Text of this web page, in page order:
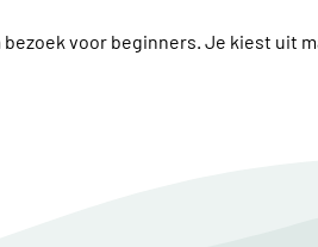
voor beginners. Je kiest uit